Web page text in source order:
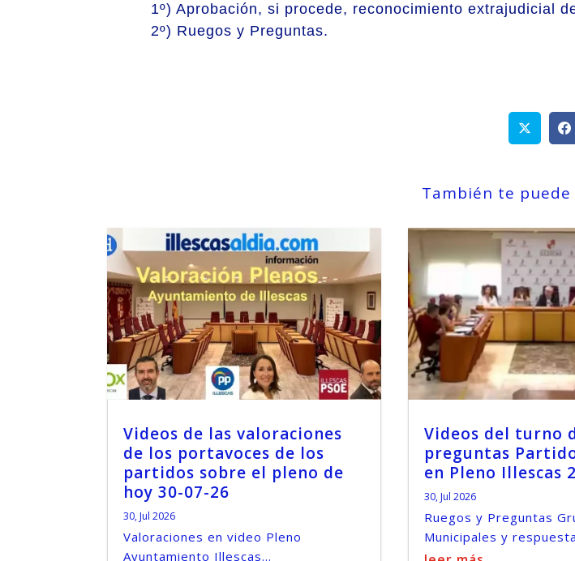
1º) Aprobación, si procede, reconocimiento extrajudicial
2º) Ruegos y Preguntas.
También te
Videos de las valoraciones
de los portavoces de los
partidos sobre el pleno de
hoy 30-07-26
30, Jul 2026
Valoraciones en video Pleno
Ayuntamiento Illescas...
Videos del turno
preguntas
en Pleno Illescas
30, Jul 2026
Ruegos y Preguntas
Municipales y